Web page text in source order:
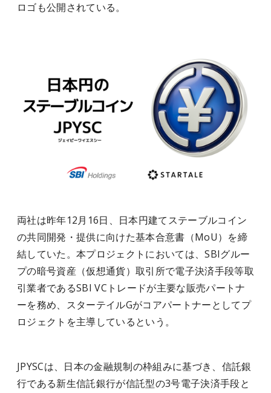
ロゴも公開されている。
両社は昨年12月16日、日本円建てステーブルコイン
の共同開発・提供に向けた基本合意書（MoU）を締
結していた。本プロジェクトにおいては、SBIグルー
プの暗号資産（仮想通貨）取引所で電子決済手段等取
引業者であるSBI VCトレードが主要な販売パートナ
ーを務め、スターテイルGがコアパートナーとしてプ
ロジェクトを主導しているという。
JPYSCは、日本の金融規制の枠組みに基づき、信託銀
行である新生信託銀行が信託型の3号電子決済手段と